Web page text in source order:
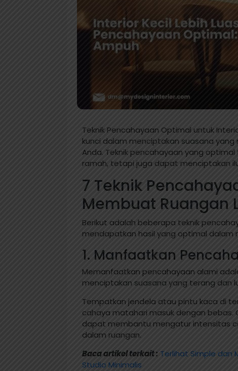
Teknik Pencahayaan Optimal untuk
kunci dalam menciptakan suasana
Anda. Teknik pencahayaan yang
ramah, tetapi juga dapat menciptakan
7 Teknik
Membuat Ruangan
Berikut adalah beberapa teknik
mendapatkan hasil yang optimal dalam
1. Manfaatkan
Memanfaatkan pencahayaan alami
menciptakan suasana yang terang dan
Tempatkan jendela atau pintu kaca di
cahaya matahari masuk dengan
dapat membantu mengatur intensitas
dalam ruangan.
Baca artikel terkait : Terlihat Simple dan
Studio Minimalis